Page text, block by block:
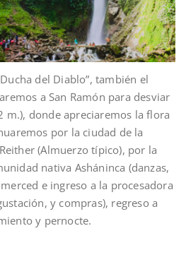
del Diablo”, también el
a San Ramón para desviar
m.), donde apreciaremos la flora
por la ciudad de la
(Almuerzo típico), por la
nativa Asháninca (danzas,
e ingreso a la procesadora
y compras), regreso a
y pernocte.